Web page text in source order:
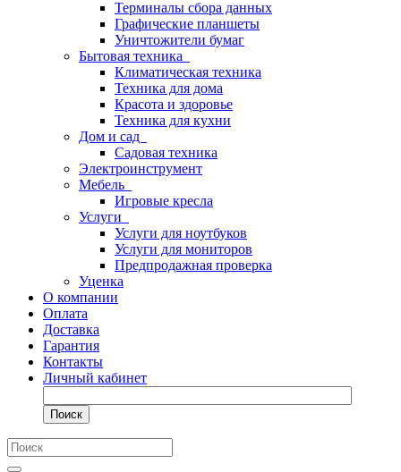
Терминалы сбора данных
Графические планшеты
Уничтожители бумаг
Бытовая техника
Климатическая техника
Техника для дома
Красота и здоровье
Техника для кухни
Дом и сад
Садовая техника
Электроинструмент
Мебель
Игровые кресла
Услуги
Услуги для ноутбуков
Услуги для мониторов
Предпродажная проверка
Уценка
О компании
Оплата
Доставка
Гарантия
Контакты
Личный кабинет
Поиск